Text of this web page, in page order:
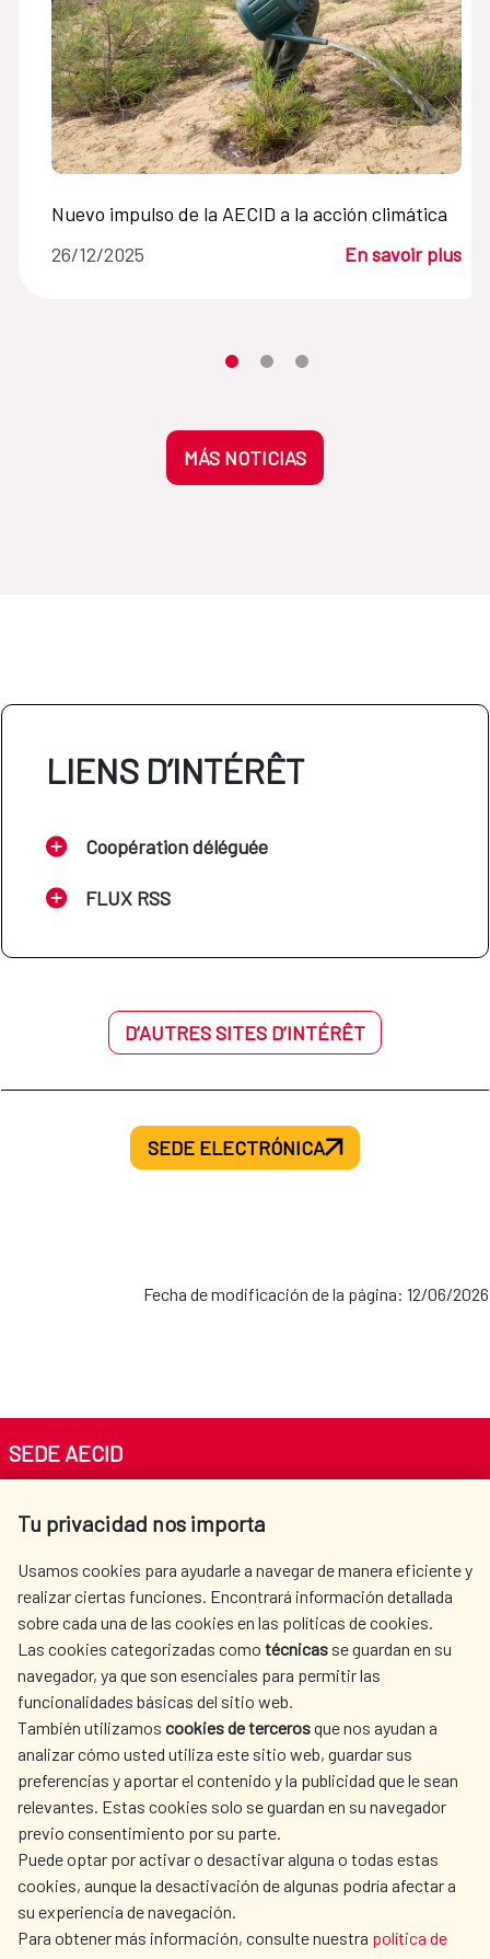
Nuevo impulso de la AECID a la acción climática
26/12/2025
En savoir plus
Desplaza el carrusel hasta su
Desplaza el carrusel hasta su
Desplaza el carrusel
MÁS NOTICIAS
LIENS D’INTÉRÊT
Coopération déléguée
FLUX RSS
D’AUTRES SITES D’INTÉRÊT
SEDE ELECTRÓNICA
Fecha de modificación de la página: 12/06/2026
Tu privacidad nos importa
Usamos cookies para ayudarle a navegar de manera eficiente y
realizar ciertas funciones. Encontrará información detallada
sobre cada una de las cookies en las políticas de cookies.
Las cookies categorizadas como técnicas se guardan en su
navegador, ya que son esenciales para permitir las
funcionalidades básicas del sitio web.
También utilizamos cookies de tercerosque nos ayudan a
analizar cómo usted utiliza este sitio web, guardar sus
preferencias y aportar el contenido y la publicidad que le sean
relevantes. Estas cookies solo se guardan en su navegador
previo consentimiento por su parte.
Puede optar por activar o desactivar alguna o todas estas
cookies, aunque la desactivación de algunas podría afectar a
su experiencia de navegación.
Para obtener más información, consulte nuestra política de
SEDE AECID
Tel. +34 900 20 30 54​​​​​​​
AECID
OÙ NOUS COOPÉRONS
L'ACTION HUMANITAIRE
ESPAGNOLE
SALLE DE PRESSE
CULTURE ET SCIENCE BIBLIOTHÈQUE
NOS RÉSEAUX SOCIAUX